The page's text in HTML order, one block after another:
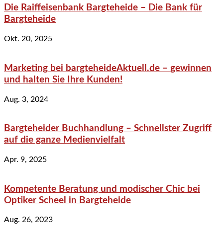
Die Raiffeisenbank Bargteheide – Die Bank für
Bargteheide
Okt. 20, 2025
Marketing bei bargteheideAktuell.de – gewinnen
und halten Sie Ihre Kunden!
Aug. 3, 2024
Bargteheider Buchhandlung – Schnellster Zugriff
auf die ganze Medienvielfalt
Apr. 9, 2025
Kompetente Beratung und modischer Chic bei
Optiker Scheel in Bargteheide
Aug. 26, 2023